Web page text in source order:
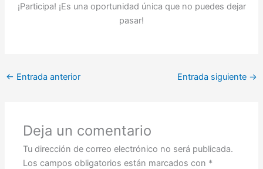
¡Participa! ¡Es una oportunidad única que no puedes dejar
pasar!
← Entrada anterior Entrada siguiente →
Deja un comentario
Tu dirección de correo electrónico no será publicada.
Los campos obligatorios están marcados con *